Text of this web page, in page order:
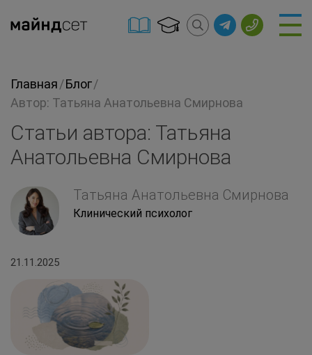
Главная/Блог/
Автор: Татьяна Анатольевна Смирнова
Статьи автора: Татьяна
Анатольевна Смирнова
Татьяна Анатольевна Смирнова
Клинический психолог
21.11.2025